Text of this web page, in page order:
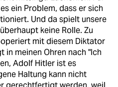
ein Problem, dass er sich
Und da spielt unsere
keine Rolle. Zu
mit diesem Diktator
in meinen Ohren nach "Ich
Adolf Hitler ist es
Haltung kann nicht